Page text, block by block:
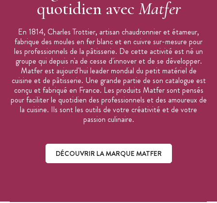
quotidien avec Matfer
En 1814, Charles Trottier, artisan chaudronnier et étameur,
fabrique des moules en fer blanc et en cuivre sur-mesure pour
les professionnels de la pâtisserie. De cette activité est né un
groupe qui depuis n'a de cesse d'innover et de se développer.
Matfer est aujourd'hui leader mondial du petit matériel de
cuisine et de pâtisserie. Une grande partie de son catalogue est
conçu et fabriqué en France. Les produits Matfer sont pensés
pour faciliter le quotidien des professionnels et des amoureux de
la cuisine. Ils sont les outils de votre créativité et de votre
passion culinaire.
DÉCOUVRIR LA MARQUE MATFER